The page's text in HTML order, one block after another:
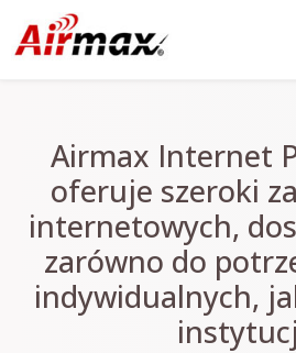
Airmax Internet
oferuje szeroki
internetowych,
zarówno do
indywidualnych,